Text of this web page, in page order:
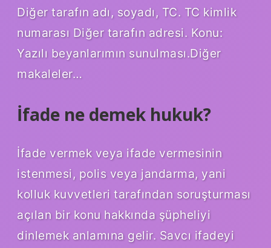
Diğer tarafın adı, soyadı, TC. TC kimlik
numarası Diğer tarafın adresi. Konu:
Yazılı beyanlarımın sunulması.Diğer
makaleler…
İfade ne demek hukuk?
İfade vermek veya ifade vermesinin
istenmesi, polis veya jandarma, yani
kolluk kuvvetleri tarafından soruşturması
açılan bir konu hakkında şüpheliyi
dinlemek anlamına gelir. Savcı ifadeyi